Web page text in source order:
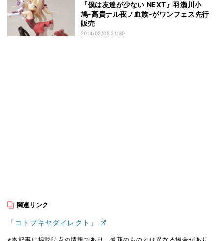
『僕は友達が少ない NEXT』羽瀬川小
鳩-高貴ナル夜ノ血族-がワンフェス先行
販売
2014/02/05 21:30
関連リンク
「コトブキヤダイレクト」
※本記事は掲載時点の情報であり、最新のものとは異なる場合があり